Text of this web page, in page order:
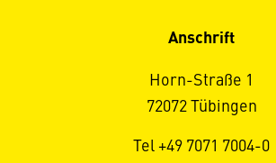
Anschrift
Horn-Straße 1
72072 Tübingen
Tel +49 7071 7004-0